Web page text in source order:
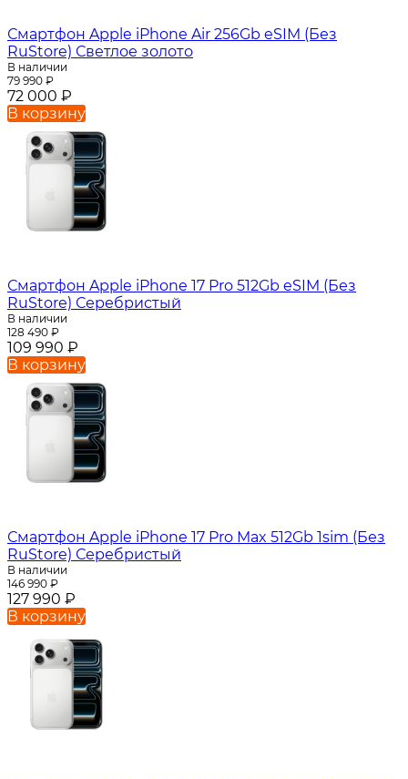
Смартфон Apple iPhone Air 256Gb eSIM (Без
RuStore) Светлое золото
В наличии
79 990 ₽
72 000 ₽
В корзину
Смартфон Apple iPhone 17 Pro 512Gb eSIM (Без
RuStore) Серебристый
В наличии
128 490 ₽
109 990 ₽
В корзину
Смартфон Apple iPhone 17 Pro Max 512Gb 1sim (Без
RuStore) Серебристый
В наличии
146 990 ₽
127 990 ₽
В корзину